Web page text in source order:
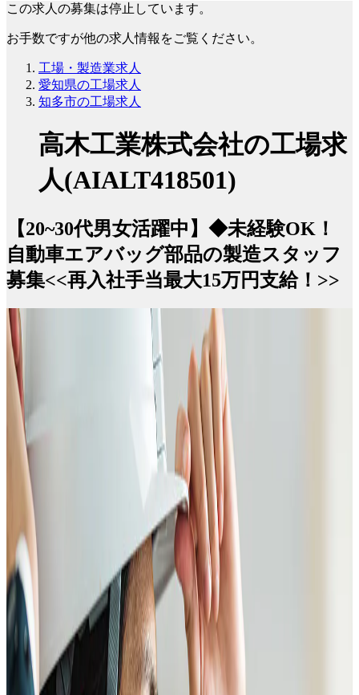
この求人の募集は停止しています。
お手数ですが他の求人情報をご覧ください。
工場・製造業求人
愛知県の工場求人
知多市の工場求人
高木工業株式会社の工場求
人(AIALT418501)
【20~30代男女活躍中】◆未経験OK！
自動車エアバッグ部品の製造スタッフ
募集<<再入社手当最大15万円支給！>>